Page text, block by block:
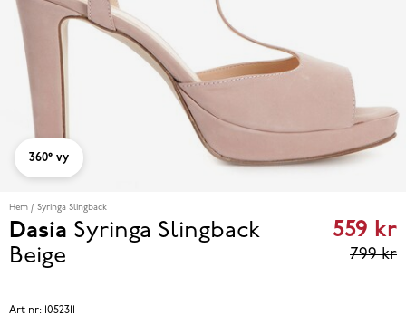
360° vy
Hem Syringa Slingback
Dasia Syringa Slingback
Beige
Current
559 kr
799 kr
Art nr: 1052311